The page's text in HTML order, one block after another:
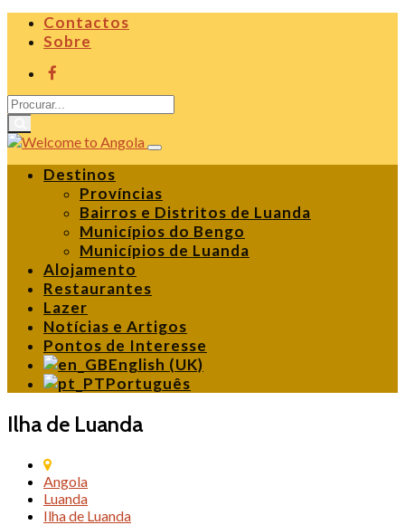
Contactos
Sobre
Destinos
Províncias
Bairros e Distritos de Luanda
Municípios do Bengo
Municípios de Luanda
Alojamento
Restaurantes
Lazer
Notícias e Artigos
Pontos de Interesse
English (UK)
Português
Ilha de Luanda
Angola
Luanda
Ilha de Luanda